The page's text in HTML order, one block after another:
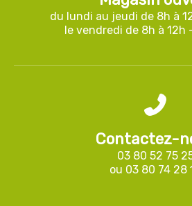
du lundi au jeudi de 8h à
le vendredi de 8h à 12h
Contactez-
03 80 52 75
ou 03 80 74 28